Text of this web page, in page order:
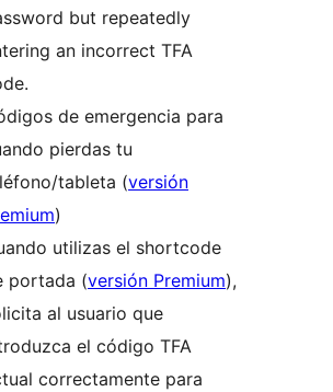
but repeatedly
an incorrect TFA
de emergencia para
pierdas tu
tableta (versión
)
utilizas el shortcode
portada (versión Premium),
al usuario que
el código TFA
correctamente para